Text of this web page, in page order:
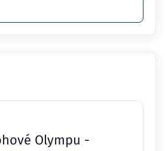
Olympu -